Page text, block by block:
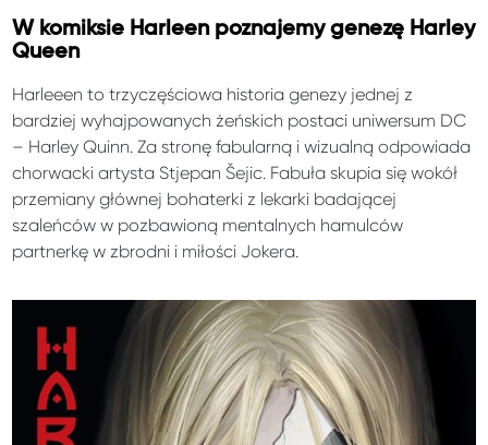
W komiksie Harleen poznajemy genezę Harley
Queen
Harleeen to trzyczęściowa historia genezy jednej z
bardziej wyhajpowanych żeńskich postaci uniwersum DC
– Harley Quinn. Za stronę fabularną i wizualną odpowiada
chorwacki artysta Stjepan Šejic. Fabuła skupia się wokół
przemiany głównej bohaterki z lekarki badającej
szaleńców w pozbawioną mentalnych hamulców
partnerkę w zbrodni i miłości Jokera.